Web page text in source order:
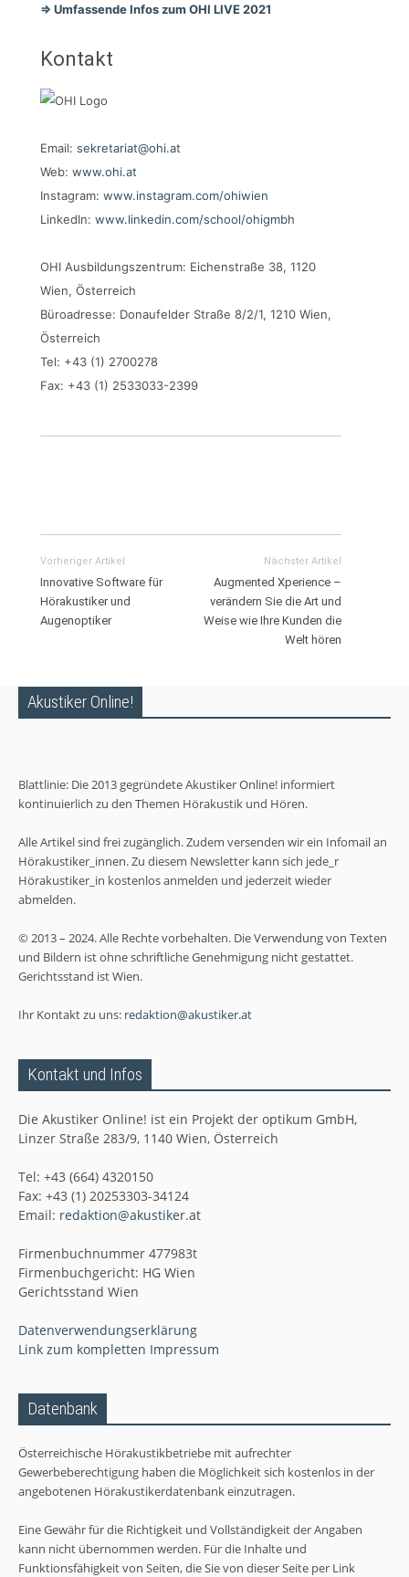
=> Umfassende Infos zum OHI LIVE 2021
Kontakt
Email: sekretariat@ohi.at
Web: www.ohi.at
Instagram: www.instagram.com/ohiwien
LinkedIn: www.linkedin.com/school/ohigmbh
OHI Ausbildungszentrum: Eichenstraße 38, 1120
Wien, Österreich
Büroadresse: Donaufelder Straße 8/2/1, 1210 Wien,
Österreich
Tel: +43 (1) 2700278
Fax: +43 (1) 2533033-2399
Vorheriger Artikel
Innovative Software für
Hörakustiker und
Augenoptiker
Nächster Artikel
Augmented Xperience –
verändern Sie die Art und
Weise wie Ihre Kunden die
Welt hören
Akustiker Online!
Blattlinie: Die 2013 gegründete Akustiker Online! informiert
kontinuierlich zu den Themen Hörakustik und Hören.
Alle Artikel sind frei zugänglich. Zudem versenden wir ein Infomail an
Hörakustiker_innen. Zu diesem Newsletter kann sich jede_r
Hörakustiker_in kostenlos anmelden und jederzeit wieder
abmelden.
© 2013 – 2024. Alle Rechte vorbehalten. Die Verwendung von Texten
und Bildern ist ohne schriftliche Genehmigung nicht gestattet.
Gerichtsstand ist Wien.
Ihr Kontakt zu uns: redaktion@akustiker.at
Kontakt und Infos
Die Akustiker Online! ist ein Projekt der optikum GmbH,
Linzer Straße 283/9, 1140 Wien, Österreich
Tel: +43 (664) 4320150
Fax: +43 (1) 20253303-34124
Email: redaktion@akustiker.at
Firmenbuchnummer 477983t
Firmenbuchgericht: HG Wien
Gerichtsstand Wien
Datenverwendungserklärung
Link zum kompletten Impressum
Datenbank
Österreichische Hörakustikbetriebe mit aufrechter
Gewerbeberechtigung haben die Möglichkeit sich kostenlos in der
angebotenen Hörakustikerdatenbank einzutragen.
Eine Gewähr für die Richtigkeit und Vollständigkeit der Angaben
kann nicht übernommen werden. Für die Inhalte und
Funktionsfähigkeit von Seiten, die Sie von dieser Seite per Link